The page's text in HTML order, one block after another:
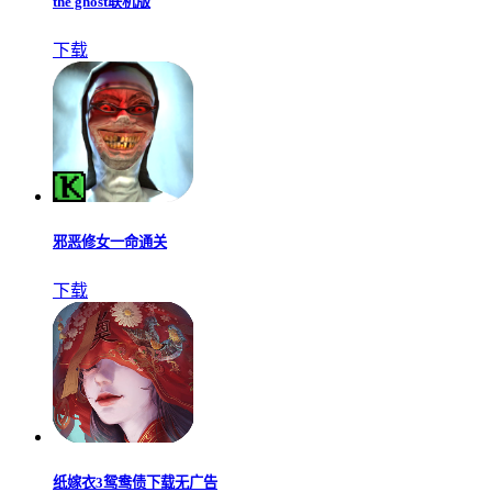
下载
邪恶修女一命通关
下载
纸嫁衣3鸳鸯债下载无广告